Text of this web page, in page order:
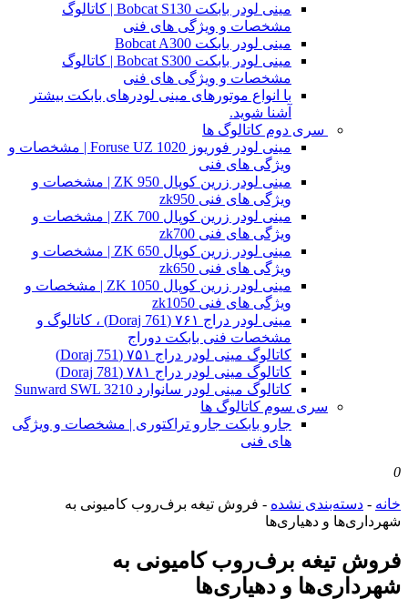
مینی لودر بابکت Bobcat S130 | کاتالوگ
مشخصات و ویژگی های فنی
مینی لودر بابکت Bobcat A300
مینی لودر بابکت Bobcat S300 | کاتالوگ
مشخصات و ویژگی های فنی
با انواع موتورهای مینی لودرهای بابکت بیشتر
آشنا شوید.
سری دوم کاتالوگ ها
مینی لودر فوریوز Foruse UZ 1020 | مشخصات و
ویژگی های فنی
مینی لودر زرین کوپال ZK 950 | مشخصات و
ویژگی های فنی zk950
مینی لودر زرین کوپال ZK 700 | مشخصات و
ویژگی های فنی zk700
مینی لودر زرین کوپال ZK 650 | مشخصات و
ویژگی های فنی zk650
مینی لودر زرین کوپال ZK 1050 | مشخصات و
ویژگی های فنی zk1050
مینی لودر دراج ۷۶۱ (Doraj 761) ، کاتالوگ و
مشخصات فنی بابکت دوراج
کاتالوگ مینی لودر دراج ۷۵۱ (Doraj 751)
کاتالوگ مینی لودر دراج ۷۸۱ (Doraj 781)
کاتالوگ مینی لودر سانوارد Sunward SWL 3210
سری سوم کاتالوگ ها
جارو بابکت جارو تراکتوری | مشخصات و ویژگی
های فنی
0
خانه - دسته‌بندی نشده - فروش تیغه‌ برف‌روب کامیونی به
شهرداری‌ها و دهیاری‌ها
فروش تیغه‌ برف‌روب کامیونی به
شهرداری‌ها و دهیاری‌ها